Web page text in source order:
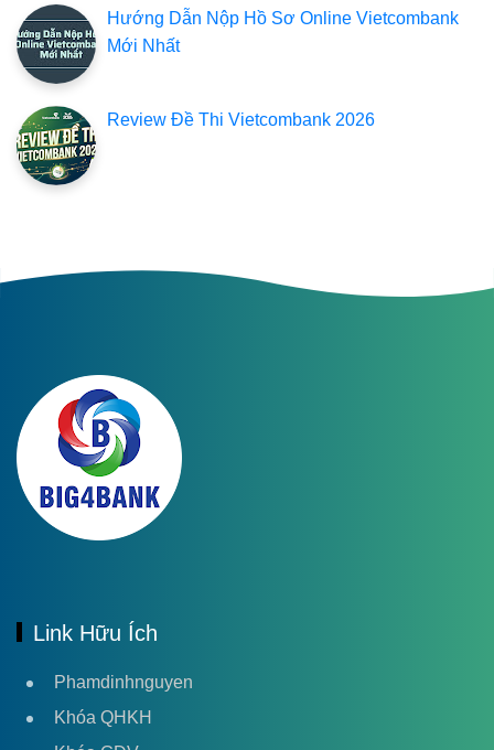
Hướng Dẫn Nộp Hồ Sơ Online Vietcombank
Mới Nhất
Review Đề Thi Vietcombank 2026
Link Hữu Ích
Phamdinhnguyen
Khóa QHKH